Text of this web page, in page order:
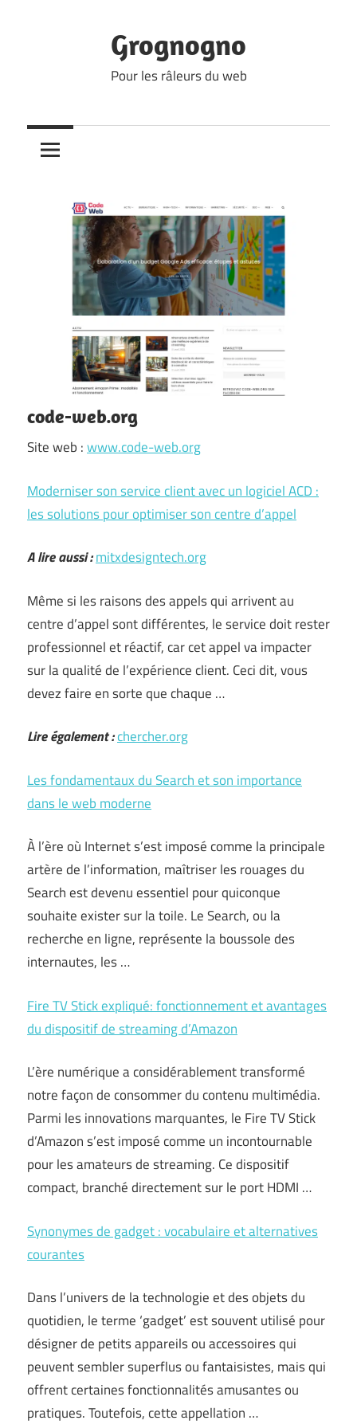
Grognogno
Pour les râleurs du web
code-web.org
Site web :www.code-web.org
Moderniser son service client avec un logiciel ACD :
les solutions pour optimiser son centre d’appel
A lire aussi :mitxdesigntech.org
Même si les raisons des appels qui arrivent au
centre d’appel sont différentes, le service doit rester
professionnel et réactif, car cet appel va impacter
sur la qualité de l’expérience client. Ceci dit, vous
devez faire en sorte que chaque …
Lire également :chercher.org
Les fondamentaux du Search et son importance
dans le web moderne
À l’ère où Internet s’est imposé comme la principale
artère de l’information, maîtriser les rouages du
Search est devenu essentiel pour quiconque
souhaite exister sur la toile. Le Search, ou la
recherche en ligne, représente la boussole des
internautes, les …
Fire TV Stick expliqué: fonctionnement et avantages
du dispositif de streaming d’Amazon
L’ère numérique a considérablement transformé
notre façon de consommer du contenu multimédia.
Parmi les innovations marquantes, le Fire TV Stick
d’Amazon s’est imposé comme un incontournable
pour les amateurs de streaming. Ce dispositif
compact, branché directement sur le port HDMI …
Synonymes de gadget : vocabulaire et alternatives
courantes
Dans l’univers de la technologie et des objets du
quotidien, le terme ‘gadget’ est souvent utilisé pour
désigner de petits appareils ou accessoires qui
peuvent sembler superflus ou fantaisistes, mais qui
offrent certaines fonctionnalités amusantes ou
pratiques. Toutefois, cette appellation …